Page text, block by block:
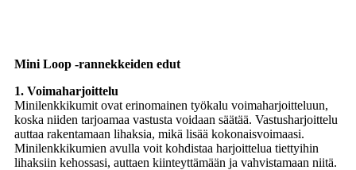
Mini Loop -rannekkeiden edut
1. Voimaharjoittelu
Minilenkkikumit ovat erinomainen työkalu voimaharjoitteluun,
koska niiden tarjoamaa vastusta voidaan säätää. Vastusharjoittelu
auttaa rakentamaan lihaksia, mikä lisää kokonaisvoimaasi.
Minilenkkikumien avulla voit kohdistaa harjoittelua tiettyihin
lihaksiin kehossasi, auttaen kiinteyttämään ja vahvistamaan niitä.